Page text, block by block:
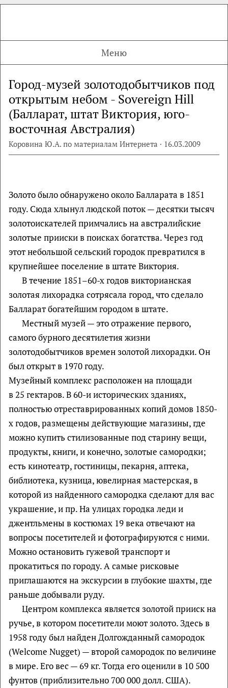
Меню
Город-музей золотодобытчиков под
открытым небом - Sovereign Hill
(Балларат, штат Виктория, юго-
восточная Австралия)
Коровина Ю.А. по материалам Интернета · 16.03.2009
Золото было обнаружено около Балларата в 1851
году. Сюда хлынул людской поток — десятки тысяч
золотоискателей примчались на австралийские
золотые прииски в поисках богатства. Через год
этот небольшой сельский городок превратился в
крупнейшее поселение в штате Виктория.
В течение 1851–60-х годов викторианская
золотая лихорадка сотрясала город, что сделало
Балларат богатейшим городом в штате.
Местный музей — это отражение первого,
самого бурного десятилетия жизни
золотодобытчиков времен золотой лихорадки. Он
был открыт в 1970 году.
Музейный комплекс расположен на площади
в 25 гектаров. В 60-и исторических зданиях,
полностью отреставрированных копий домов 1850-
х годов, размещены действующие магазины, где
можно купить стилизованные под старину вещи,
продукты, книги, и конечно, золотые самородки;
есть кинотеатр, гостиницы, пекарня, аптека,
библиотека, кузница, ювелирная мастерская, в
которой из найденного самородка сделают для вас
украшение, и пр. На улицах городка леди и
джентльмены в костюмах 19 века отвечают на
вопросы посетителей и фотографируются с ними.
Можно остановить гужевой транспорт и
прокатиться по городу. А самые рисковые
приглашаются на экскурсии в глубокие шахты, где
раньше добывали руду.
Центром комплекса является золотой прииск на
ручье, в котором посетители моют золото. Здесь в
1958 году был найден Долгожданный самородок
(Welcome Nugget) — второй самородок по величине
в мире. Его вес — 69 кг. Тогда его оценили в 10 500
фунтов (приблизительно 700 000 долл. США).